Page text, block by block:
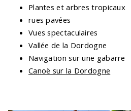
Plantes et arbres tropicaux
rues pavées
Vues spectaculaires
Vallée de la Dordogne
Navigation sur une gabarre
Canoë sur la Dordogne